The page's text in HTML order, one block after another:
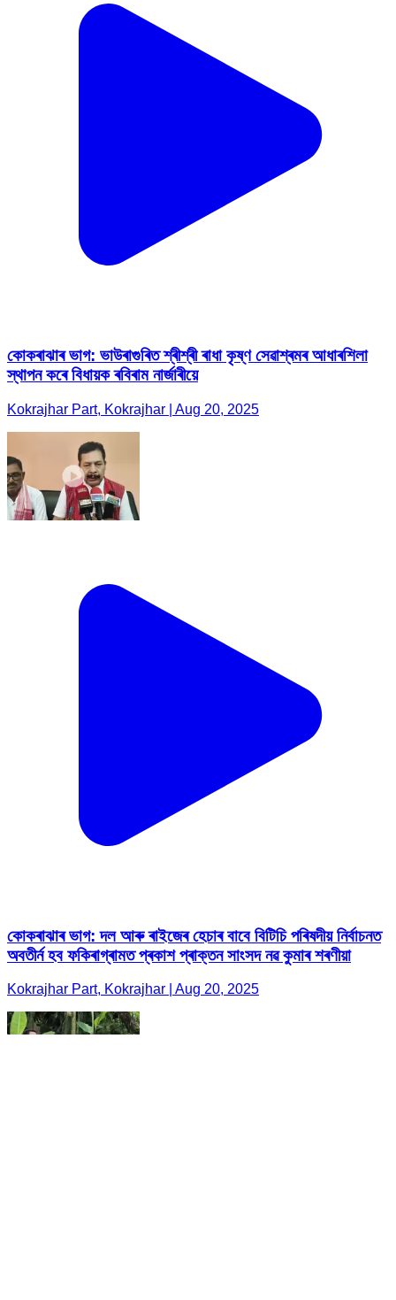
কোকৰাঝাৰ ভাগ: ভাউৰাগুৰিত শ্ৰীশ্ৰী ৰাধা কৃষ্ণ সেৱাশ্ৰমৰ আধাৰশিলা
স্থাপন কৰে বিধায়ক ৰবিৰাম নাৰ্জাৰীয়ে
Kokrajhar Part, Kokrajhar | Aug 20, 2025
কোকৰাঝাৰ ভাগ: দল আৰু ৰাইজেৰ হেচাৰ বাবে বিটিচি পৰিষদীয় নিৰ্বাচনত
অবতীৰ্ন হব ফকিৰাগ্ৰামত প্ৰকাশ প্ৰাক্তন সাংসদ নৱ কুমাৰ শৰণীয়া
Kokrajhar Part, Kokrajhar | Aug 20, 2025